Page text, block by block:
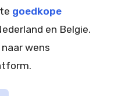
goedkope
en Belgie.
wens